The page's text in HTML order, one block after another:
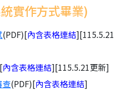
實作方式畢業)
(PDF)[內含表格連結][115.5.21
內含表格連結][115.5.21更新]
查(PDF)[內含表格連結]